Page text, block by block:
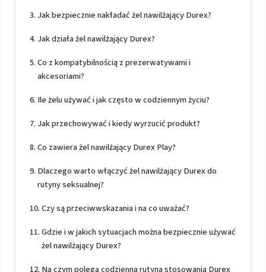
Jak bezpiecznie nakładać żel nawilżający Durex?
Jak działa żel nawilżający Durex?
Co z kompatybilnością z prezerwatywami i
akcesoriami?
Ile żelu używać i jak często w codziennym życiu?
Jak przechowywać i kiedy wyrzucić produkt?
Co zawiera żel nawilżający Durex Play?
Dlaczego warto włączyć żel nawilżający Durex do
rutyny seksualnej?
Czy są przeciwwskazania i na co uważać?
Gdzie i w jakich sytuacjach można bezpiecznie używać
żel nawilżający Durex?
Na czym polega codzienna rutyna stosowania Durex